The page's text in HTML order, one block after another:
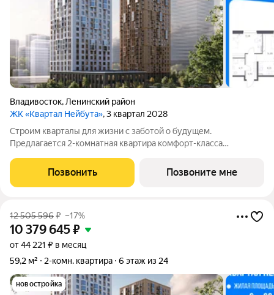
Владивосток, Ленинский район
ЖК «Квартал Нейбута», 3 квартал 2028
Строим кварталы для жизни с заботой о будущем.
Предлагается 2-комнатная квартира комфорт-класса
на 3-м этаже, в жилом комплексе "Квартал
Нейбута".Выбирайте свое место для счастливой жизни: от
Позвонить Позвоните мне
12 505 596₽ –17%
10 379 645₽
от 44 221 ₽ в месяц
59,2 м²
2-комн. квартира 6 этаж из 24
новостройка